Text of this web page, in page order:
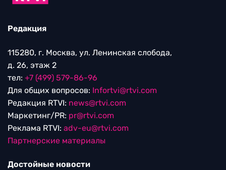
Редакция
115280, г. Москва, ул. Ленинская слобода,
д. 26, этаж 2
тел: +7 (499) 579-86-96
Для общих вопросов: Infortvi@rtvi.com
Редакция RTVI: news@rtvi.com
Маркетинг/PR: pr@rtvi.com
Реклама RTVI: adv-eu@rtvi.com
Партнерские материалы
Достойные новости